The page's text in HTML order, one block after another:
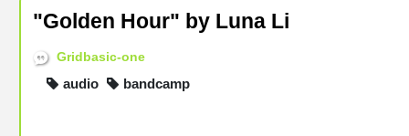
"Golden Hour" by Luna Li
Gridbasic-one
audio bandcamp